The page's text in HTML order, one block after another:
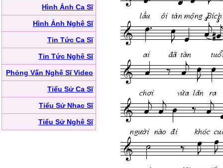
Hình Ảnh Ca Sĩ
Hình Ảnh Nghệ Sĩ
Tin Tức Ca Sĩ
Tin Tức Nghệ Sĩ
Phỏng Vấn Nghệ Sĩ Video
Tiểu Sử Ca Sĩ
Tiểu Sử Nhạc Sĩ
Tiểu Sử Nghệ Sĩ